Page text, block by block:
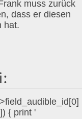
muss zurück
dass er diesen
hat.
{ print '